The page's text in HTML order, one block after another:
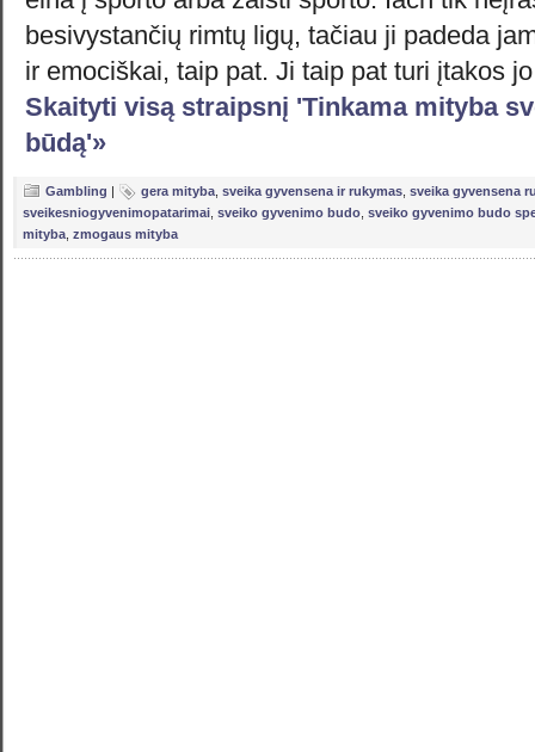
besivystančių rimtų ligų, tačiau ji padeda
ir emociškai, taip pat. Ji taip pat turi įtakos
Skaityti visą straipsnį 'Tinkama mityba
būdą'»
Gambling | gera mityba sveika gyvensena ir rukymas sveika gyvensena
sveikesniogyvenimopatarimai sveiko gyvenimo budo sveiko gyvenimo budo
mityba zmogaus mityba